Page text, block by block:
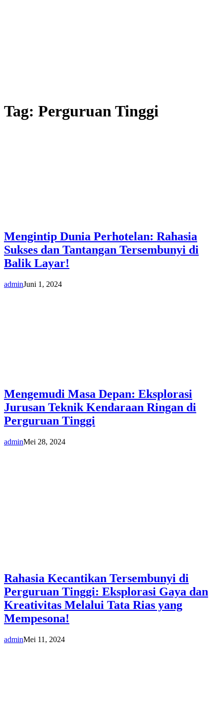
Tag: Perguruan Tinggi
Mengintip Dunia Perhotelan: Rahasia
Sukses dan Tantangan Tersembunyi di
Balik Layar!
adminJuni 1, 2024
Mengemudi Masa Depan: Eksplorasi
Jurusan Teknik Kendaraan Ringan di
Perguruan Tinggi
adminMei 28, 2024
Rahasia Kecantikan Tersembunyi di
Perguruan Tinggi: Eksplorasi Gaya dan
Kreativitas Melalui Tata Rias yang
Mempesona!
adminMei 11, 2024